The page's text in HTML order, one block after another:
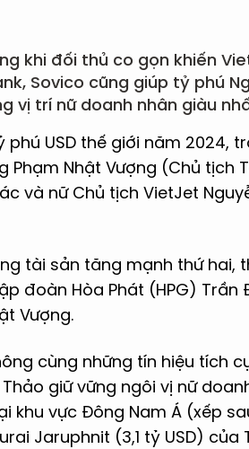
khi đối thủ co gọn khiến
Sovico cũng giúp tỷ phú
vị trí nữ doanh nhân giàu
USD thế giới năm 2024,
Nhật Vượng (Chủ tịch
và nữ Chủ tịch VietJet
tài sản tăng mạnh thứ hai,
đoàn Hòa Phát (HPG) Trần
Vượng.
cùng những tín hiệu tích
giữ vững ngôi vị nữ
khu vực Đông Nam Á (xếp
Jaruphnit (3,1 tỷ USD) của